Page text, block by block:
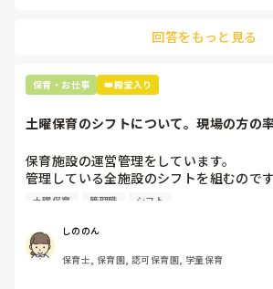
最後の職場にしようと思っていましたが
辞めることは逃げ、と、過去辞めた人も何
います
回答をもっと見る
保育・お仕事 👑殿堂入り
土曜保育のシフトについて。現場の方の
保育施設の運営管理をしています。
管理している全施設のシフトを組むので
曜保育だけは入れる方が少なく、いつも
て入職しているはずですが、いざ勤務が
出勤が出来ない方ばかりです。
土曜保育 管理職 シフト
しののん
保育士, 保育園, 認可保育園, 学童保育